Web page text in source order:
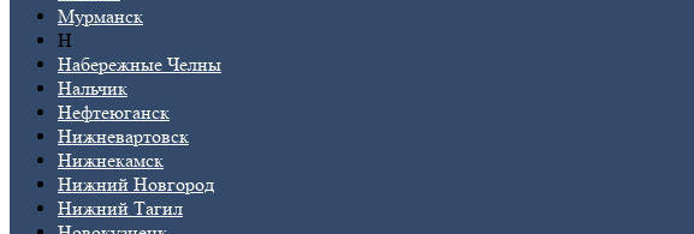
Мурманск
Н
Набережные Челны
Нальчик
Нефтеюганск
Нижневартовск
Нижнекамск
Нижний Новгород
Нижний Тагил